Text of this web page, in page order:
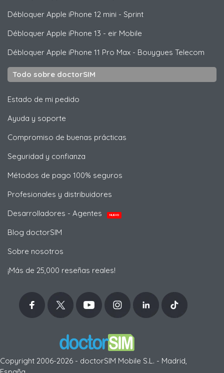
Débloquer Apple iPhone 12 mini - Sprint
Débloquer Apple iPhone 13 - eir Mobile
Débloquer Apple iPhone 11 Pro Max - Bouygues Telecom
Todo sobre doctorSIM
Estado de mi pedido
Ayuda y soporte
Compromiso de buenas prácticas
Seguridad y confianza
Métodos de pago 100% seguros
Profesionales y distribuidores
Desarrolladores - Agentes
NUEVO
Blog doctorSIM
Sobre nosotros
¡Más de 25,000 reseñas reales!
Copyright 2006-2026 - doctorSIM Mobile S.L. - Madrid,